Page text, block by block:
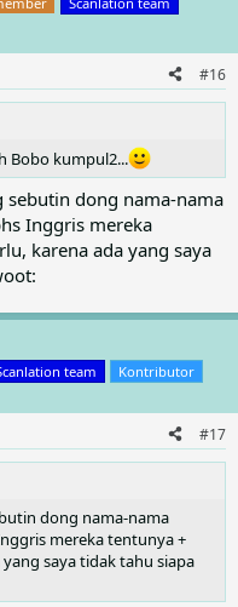
dan bermanfaat
Bobo adalah
belajar. Membantu anak
pengetahuan, dan
dan bernalar. Peka
dan hidup yang
membuat
yang terdepan.
berbeda mengikuti
Bobo tetap
tampil aktual dalam
dengan moto: Teman
yang ada di dalam
seh pengarang /
karakter tokoh Bobo
#16
Bobo kumpul2...
sebutin dong nama-nama
Inggris mereka
karena ada yang saya
team Kontributor
#17
dong nama-nama
mereka tentunya +
saya tidak tahu siapa